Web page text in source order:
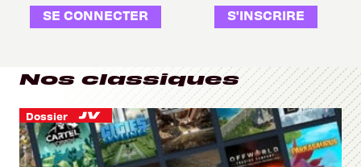
SE CONNECTER S'INSCRIRE
Nos classiques
Dossier